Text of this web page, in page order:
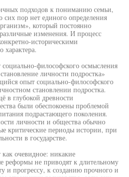
подходов к пониманию семьи,
сих пор нет единого определения
который постоянно
изменения. И процесс
историческими
характера.
философского осмысления
личности подростка»
опыт социально-философского
становлении подростка.
в глубокой древности
были обеспокоены проблемой
подрастающего поколения.
личности и общества обычно
критические периоды истории, при
в государстве.
очевидное: никакие
реформы не приводят к длительному
и прогрессу, к созданию прочного и